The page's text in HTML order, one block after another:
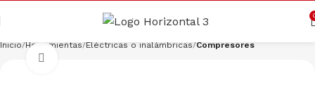
Inicio Herramientas Eléctricas o inalámbricas Compresores
Cargando productos…